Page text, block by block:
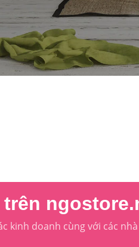
kinh doanh cùng với các